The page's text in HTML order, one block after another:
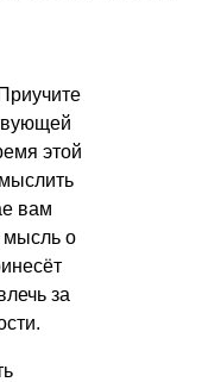
этой
вам
мысль о
за